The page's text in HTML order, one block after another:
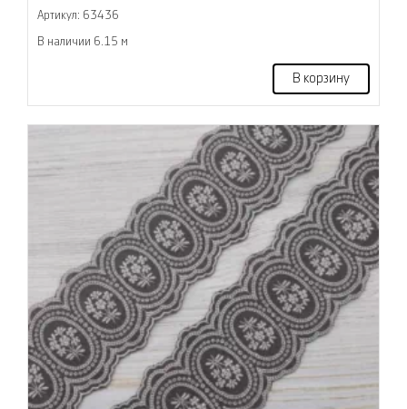
Артикул: 63436
В наличии 6.15 м
В корзину